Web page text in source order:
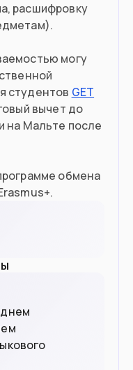
расшифровку
могу
студентов GET
вычет до
на Мальте после
обмена